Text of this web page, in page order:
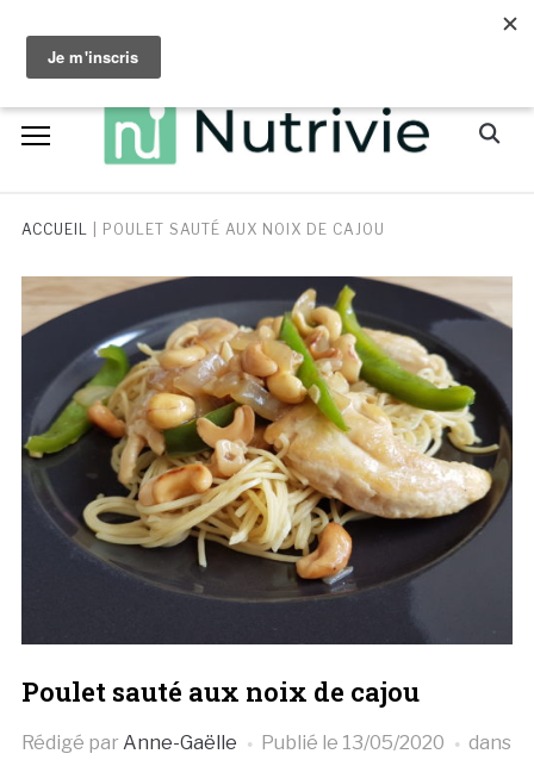
content
Search
ACCUEIL POULET SAUTÉ AUX NOIX DE CAJOU
Poulet sauté aux noix de cajou
Rédigé par Anne-Gaëlle Publié le 13/05/2020
dans